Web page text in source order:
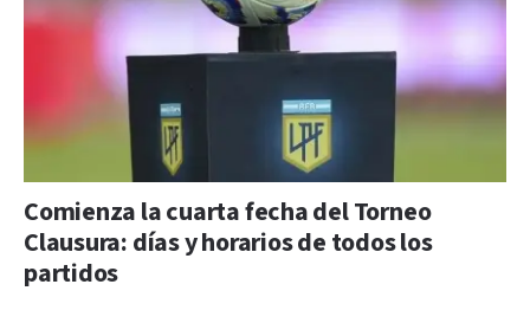
Comienza la cuarta fecha del Torneo
Clausura: días y horarios de todos los
partidos